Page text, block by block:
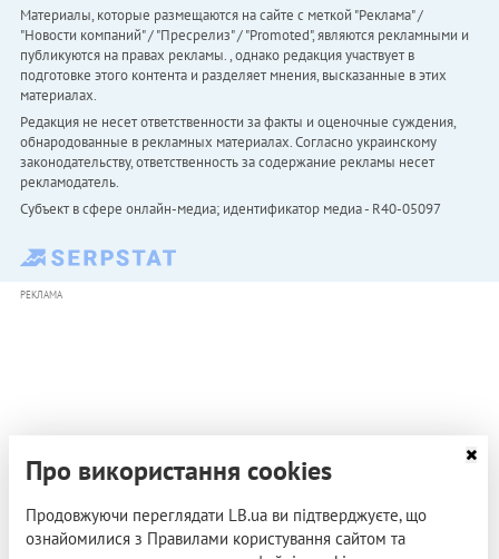
Материалы, которые размещаются на сайте с меткой "Реклама" /
"Новости компаний" / "Пресрелиз" / "Promoted", являются рекламными и
публикуются на правах рекламы. , однако редакция участвует в
подготовке этого контента и разделяет мнения, высказанные в этих
материалах.
Редакция не несет ответственности за факты и оценочные суждения,
обнародованные в рекламных материалах. Согласно украинскому
законодательству, ответственность за содержание рекламы несет
рекламодатель.
Субъект в сфере онлайн-медиа; идентификатор медиа - R40-05097
РЕКЛАМА
Про використання cookies
Продовжуючи переглядати LB.ua ви підтверджуєте, що
ознайомилися з Правилами користування сайтом та